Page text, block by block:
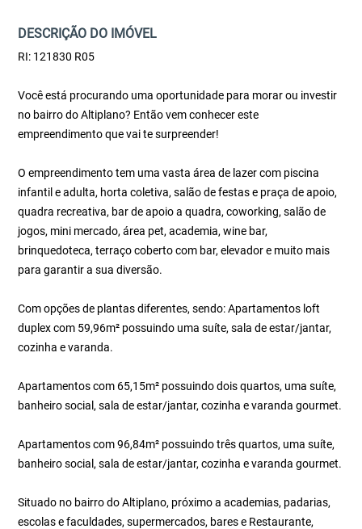
DESCRIÇÃO DO IMÓVEL
RI: 121830 R05
Você está procurando uma oportunidade para morar ou investir
no bairro do Altiplano? Então vem conhecer este
empreendimento que vai te surpreender!
O empreendimento tem uma vasta área de lazer com piscina
infantil e adulta, horta coletiva, salão de festas e praça de apoio,
quadra recreativa, bar de apoio a quadra, coworking, salão de
jogos, mini mercado, área pet, academia, wine bar,
brinquedoteca, terraço coberto com bar, elevador e muito mais
para garantir a sua diversão.
Com opções de plantas diferentes, sendo: Apartamentos loft
duplex com 59,96m² possuindo uma suíte, sala de estar/jantar,
cozinha e varanda.
Apartamentos com 65,15m² possuindo dois quartos, uma suíte,
banheiro social, sala de estar/jantar, cozinha e varanda gourmet.
Apartamentos com 96,84m² possuindo três quartos, uma suíte,
banheiro social, sala de estar/jantar, cozinha e varanda gourmet.
Situado no bairro do Altiplano, próximo a academias, padarias,
escolas e faculdades, supermercados, bares e Restaurante,